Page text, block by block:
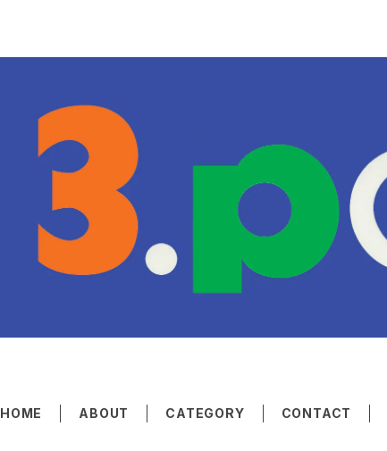
HOME ABOUT CATEGORY CONTACT